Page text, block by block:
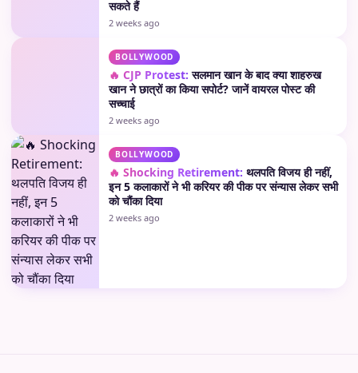
सकते हैं
2 weeks ago
BOLLYWOOD
🔥 CJP Protest: सलमान खान के बाद क्या शाहरुख
खान ने छात्रों का किया सपोर्ट? जानें वायरल पोस्ट की
सच्चाई
2 weeks ago
BOLLYWOOD
🔥 Shocking Retirement: थलपति विजय ही नहीं,
इन 5 कलाकारों ने भी करियर की पीक पर संन्यास लेकर सभी
को चौंका दिया
2 weeks ago